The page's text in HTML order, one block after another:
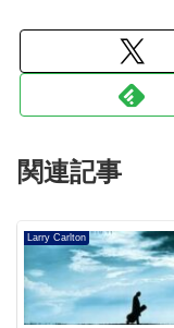
関連記事
Larry Carlton